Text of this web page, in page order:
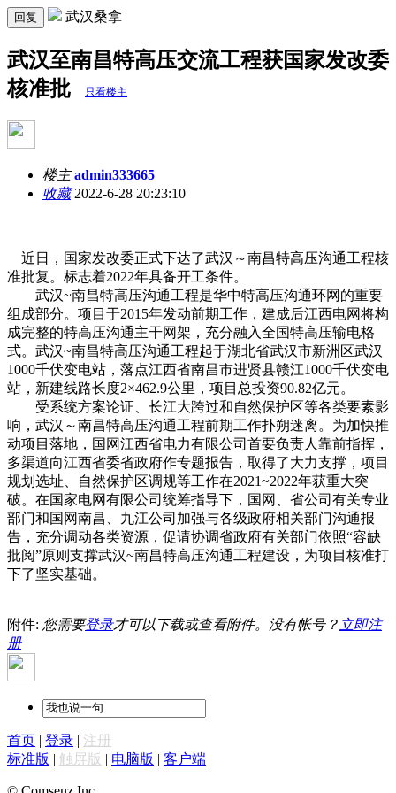
回复 武汉桑拿
武汉至南昌特高压交流工程获国家发改委
核准批
只看楼主
楼主 admin333665
收藏2022-6-28 20:23:10
近日，国家发改委正式下达了武汉～南昌特高压沟通工程核
准批复。标志着2022年具备开工条件。
武汉~南昌特高压沟通工程是华中特高压沟通环网的重要
组成部分。项目于2015年发动前期工作，建成后江西电网将构
成完整的特高压沟通主干网架，充分融入全国特高压输电格
式。武汉~南昌特高压沟通工程起于湖北省武汉市新洲区武汉
1000千伏变电站，落点江西省南昌市进贤县赣江1000千伏变电
站，新建线路长度2×462.9公里，项目总投资90.82亿元。
受系统方案论证、长江大跨过和自然保护区等各类要素影
响，武汉～南昌特高压沟通工程前期工作扑朔迷离。为加快推
动项目落地，国网江西省电力有限公司首要负责人靠前指挥，
多渠道向江西省委省政府作专题报告，取得了大力支撑，项目
规划选址、自然保护区调规等工作在2021~2022年获重大突
破。在国家电网有限公司统筹指导下，国网、省公司有关专业
部门和国网南昌、九江公司加强与各级政府相关部门沟通报
告，充分调动各类资源，促请协调省政府有关部门依照“容缺
批阅”原则支撑武汉~南昌特高压沟通工程建设，为项目核准打
下了坚实基础。
附件: 您需要登录才可以下载或查看附件。没有帐号？ 立即注
册
首页 | 登录 | 注册
标准版 | 触屏版 | 电脑版 | 客户端